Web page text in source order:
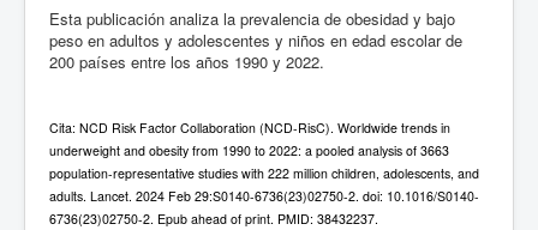
Esta publicación analiza la prevalencia de obesidad y bajo
peso en adultos y adolescentes y niños en edad escolar de
200 países entre los años 1990 y 2022.
Cita: NCD Risk Factor Collaboration (NCD-RisC). Worldwide trends in
underweight and obesity from 1990 to 2022: a pooled analysis of 3663
population-representative studies with 222 million children, adolescents, and
adults. Lancet. 2024 Feb 29:S0140-6736(23)02750-2. doi: 10.1016/S0140-
6736(23)02750-2. Epub ahead of print. PMID: 38432237.